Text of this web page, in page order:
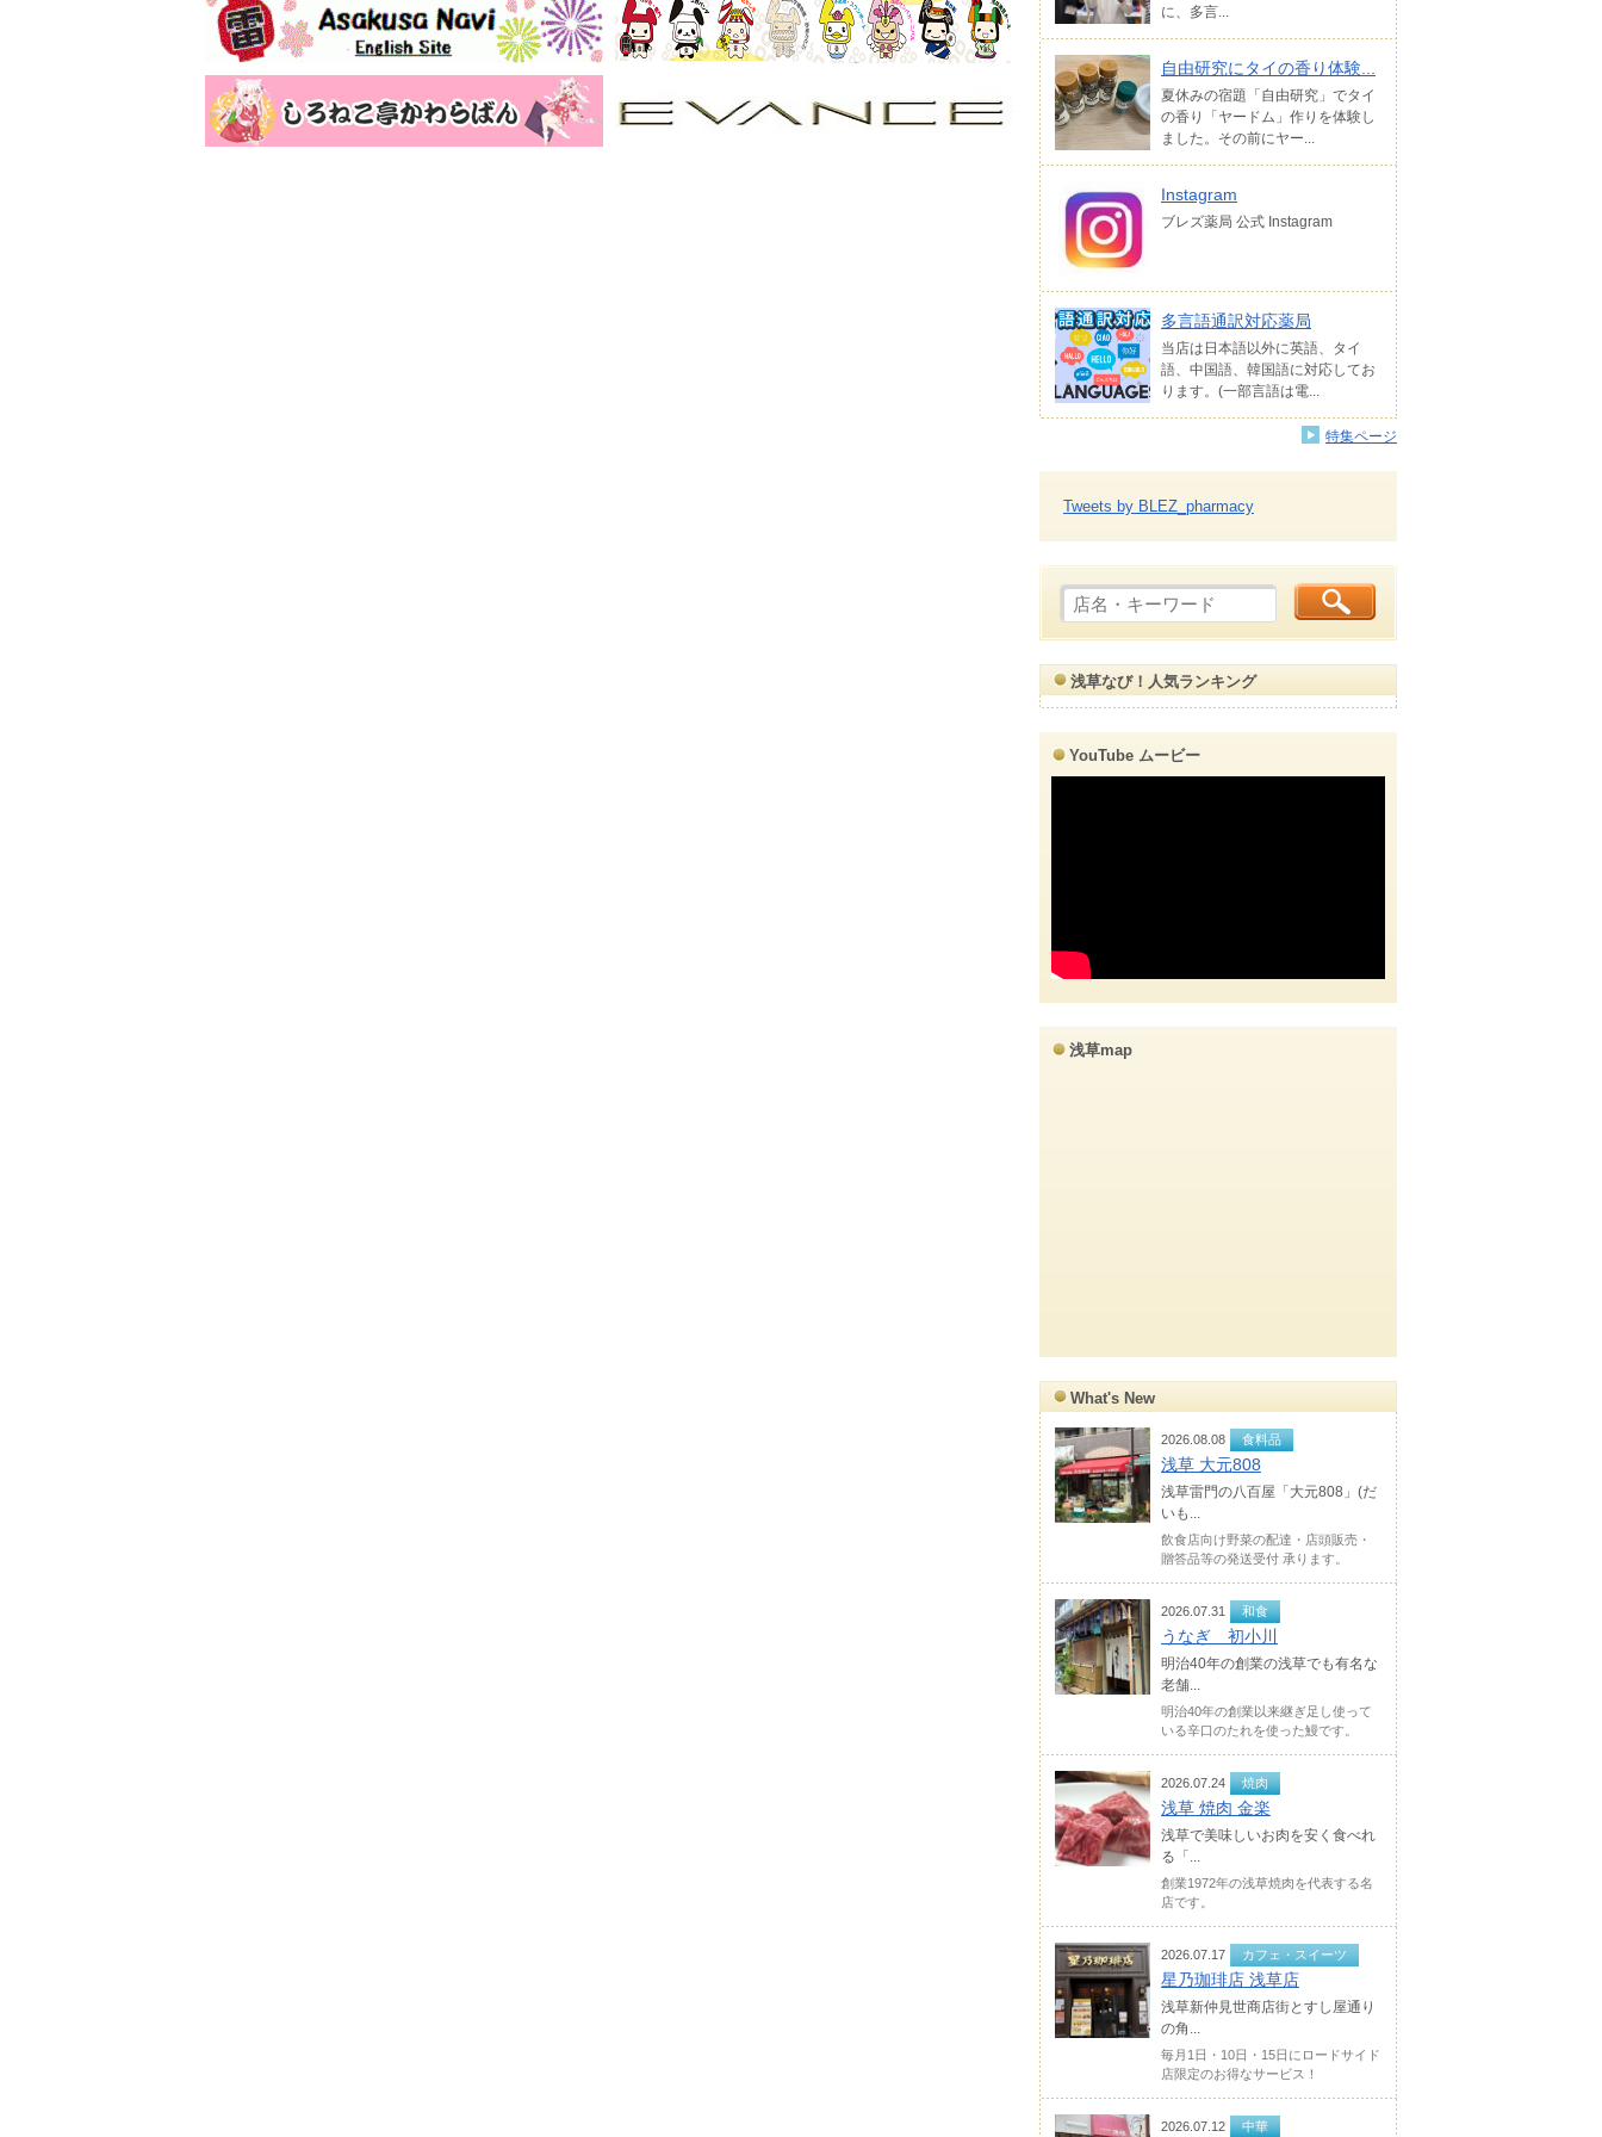
に、多言...
自由研究にタイの香り体験...
夏休みの宿題「自由研究」でタイ
の香り「ヤードム」作りを体験し
ました。その前にヤー...
Instagram
ブレズ薬局 公式 Instagram
多言語通訳対応薬局
当店は日本語以外に英語、タイ
語、中国語、韓国語に対応してお
ります。(一部言語は電...
特集ページ
Tweets by BLEZ_pharmacy
浅草なび！人気ランキング
YouTube ムービー
浅草map
What's New
2026.08.08 食料品
浅草 大元808
浅草雷門の八百屋「大元808」(だ
いも...
飲食店向け野菜の配達・店頭販売・
贈答品等の発送受付 承ります。
2026.07.31 和食
うなぎ 初小川
明治40年の創業の浅草でも有名な
老舗...
明治40年の創業以来継ぎ足し使って
いる辛口のたれを使った鰻です。
2026.07.24 焼肉
浅草 焼肉 金楽
浅草で美味しいお肉を安く食べれ
る「...
創業1972年の浅草焼肉を代表する名
店です。
2026.07.17 カフェ・スイーツ
星乃珈琲店 浅草店
浅草新仲見世商店街とすし屋通り
の角...
毎月1日・10日・15日にロードサイド
店限定のお得なサービス！
2026.07.12 中華